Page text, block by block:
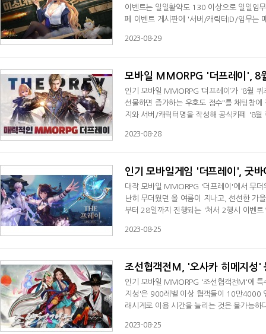
이벤트는 일일활약도 130 이상으로 일일임
페 이벤트 게시판에 '서버/캐릭터ID/임무는
게는 보상으로 '강화석 x 1,000, UR 장비 뽑
2023-08-29
모바일 MMORPG '더프레이', 8
인기 모바일 MMORPG ‘더프레이’가 '8월
선물하면 증가하는 우호도 점수"를 채팅창
지와 서버/캐릭터명을 작성해 공식카페 '8
혈불닭', '성광마전', '밤하늘선택상자' 등을
2023-08-28
인기 모바일게임 '더프레이', 굿
대작 모바일 MMORPG '더프레이'에서 무더위를
난히 무더웠던 올 여름이 지나고, 선선한 가
부터 28일까지 진행되는 '처서 2행시 이벤
행시 이벤트 참가자 전원에게는 '(프로필)
2023-08-25
조선협객전M, '오사카 히메지성'
인기 모바일 MMORPG '조선협객전M'에
지성'은 900레벨 이상 협객들이 10만4000
래시계로 이용 시간을 늘리는 것은 불가능
'대장 사무라이의 끊어진 촌마게', '주군의
2023-08-25